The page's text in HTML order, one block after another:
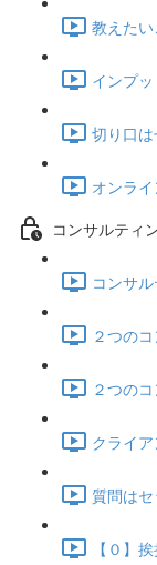
教えた
インプ
切り口
オンラ
コンサルティ
コンサ
２つの
２つの
クライ
質問は
【０】